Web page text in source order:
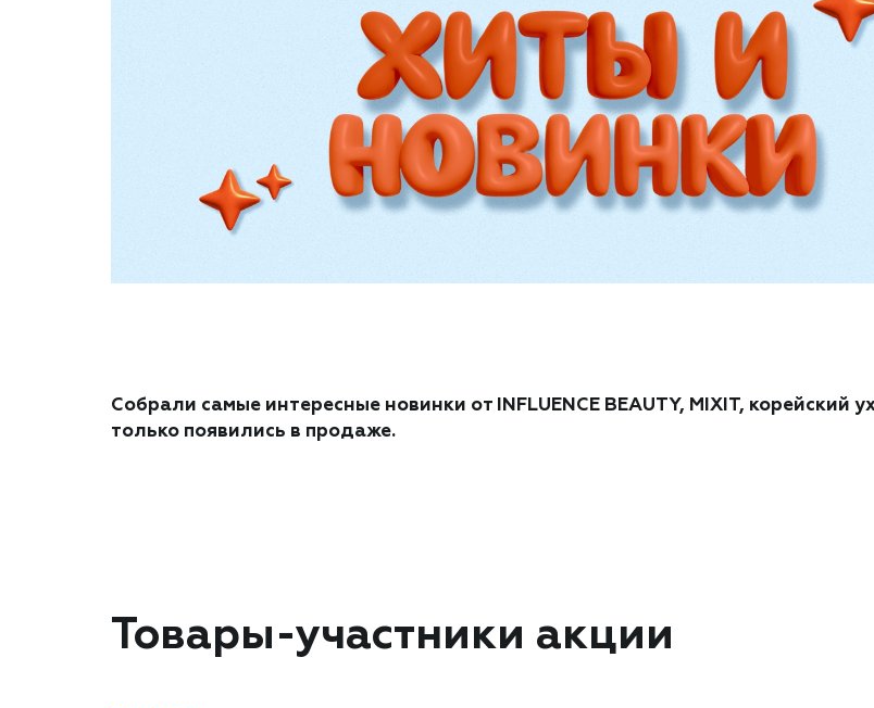
Собрали самые интересные новинки от INFLUENCE BEAUTY, MIXIT,
только появились в продаже.
Товары-участники акции